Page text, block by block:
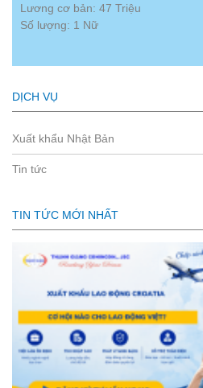
Lương cơ bản: 47 Triệu
Số lượng: 1 Nữ
DỊCH VỤ
Xuất khẩu Nhật Bản
Tin tức
TIN TỨC MỚI NHẤT